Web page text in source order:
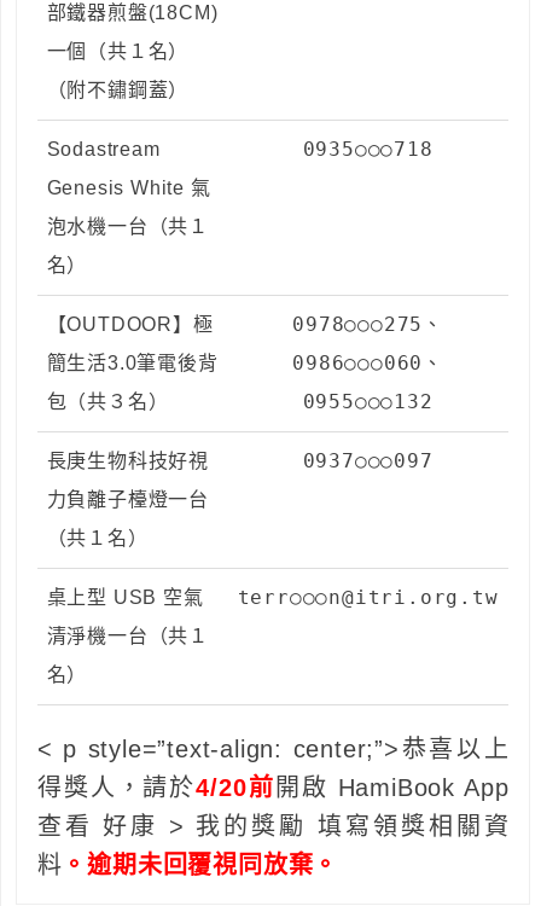
部鐵器煎盤(18CM)
一個（共１名）
（附不鏽鋼蓋）
Sodastream
Genesis White 氣
泡水機一台（共１
名）
0935○○○718
【OUTDOOR】極
簡生活3.0筆電後背
包（共３名）
0978○○○275、
0986○○○060、
0955○○○132
長庚生物科技好視
力負離子檯燈一台
（共１名）
0937○○○097
桌上型 USB 空氣
清淨機一台（共１
名）
terr○○○n@itri.org.tw
< p style=”text-align: center;”>恭喜以上
得獎人，請於4/20前 開啟 HamiBook App
查看 好康 > 我的獎勵 填寫領獎相關資
料 。逾期未回覆視同放棄。